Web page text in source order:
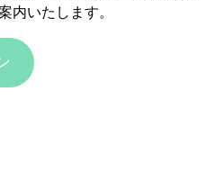
内いたします。